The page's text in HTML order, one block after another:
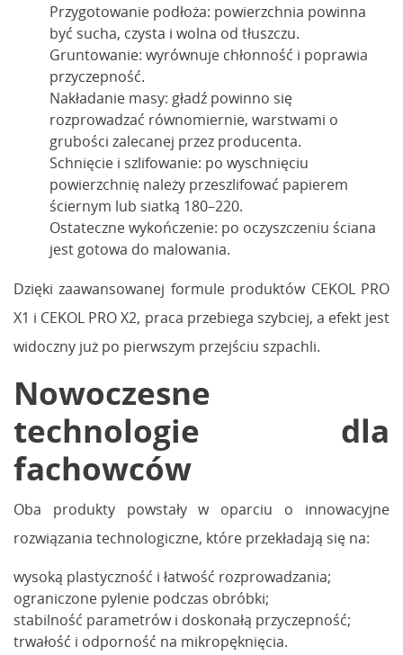
Przygotowanie podłoża: powierzchnia powinna
być sucha, czysta i wolna od tłuszczu.
Gruntowanie: wyrównuje chłonność i poprawia
przyczepność.
Nakładanie masy: gładź powinno się
rozprowadzać równomiernie, warstwami o
grubości zalecanej przez producenta.
Schnięcie i szlifowanie: po wyschnięciu
powierzchnię należy przeszlifować papierem
ściernym lub siatką 180–220.
Ostateczne wykończenie: po oczyszczeniu ściana
jest gotowa do malowania.
Dzięki zaawansowanej formule produktów CEKOL PRO
X1 i CEKOL PRO X2, praca przebiega szybciej, a efekt jest
widoczny już po pierwszym przejściu szpachli.
Nowoczesne
technologie dla
fachowców
Oba produkty powstały w oparciu o innowacyjne
rozwiązania technologiczne, które przekładają się na:
wysoką plastyczność i łatwość rozprowadzania;
ograniczone pylenie podczas obróbki;
stabilność parametrów i doskonałą przyczepność;
trwałość i odporność na mikropęknięcia.